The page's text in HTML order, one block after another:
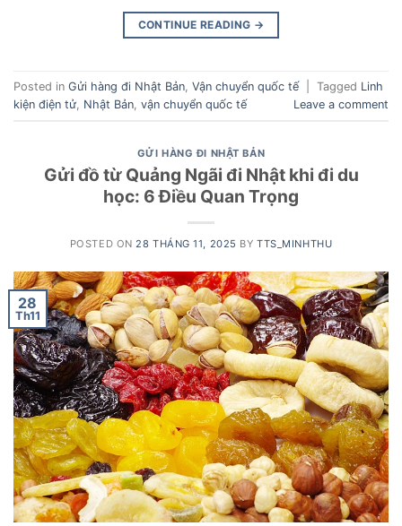
CONTINUE READING →
Posted in Gửi hàng đi Nhật Bản Vận chuyển quốc tế Tagged Linh
kiện điện tử Nhật Bản vận chuyển quốc tế Leave a comment
GỬI HÀNG ĐI NHẬT BẢN
Gửi đồ từ Quảng Ngãi đi Nhật khi đi du
học: 6 Điều Quan Trọng
POSTED ON28 THÁNG 11, 2025 BYTTS_MINHTHU
28
Th11